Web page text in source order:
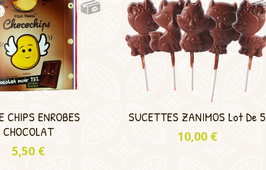
CHIPS ENROBES
CHOCOLAT
Prix
5,50 €
SUCETTES ZANIMOS Lot De 5
Prix
10,00 €